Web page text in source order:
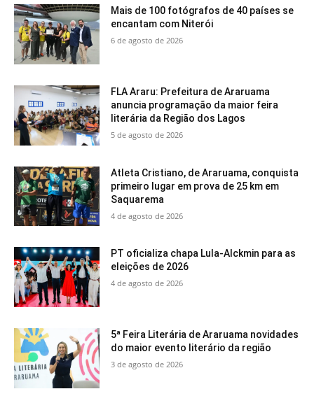
Mais de 100 fotógrafos de 40 países se
encantam com Niterói
6 de agosto de 2026
FLA Araru: Prefeitura de Araruama
anuncia programação da maior feira
literária da Região dos Lagos
5 de agosto de 2026
Atleta Cristiano, de Araruama, conquista
primeiro lugar em prova de 25 km em
Saquarema
4 de agosto de 2026
PT oficializa chapa Lula-Alckmin para as
eleições de 2026
4 de agosto de 2026
5ª Feira Literária de Araruama novidades
do maior evento literário da região
3 de agosto de 2026